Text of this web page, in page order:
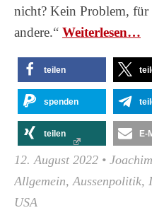
nicht? Kein Problem, für
andere.“ Wei­ter­le­sen…
teilen
spenden
teilen E-
12. August 2022 •
Allgemein,Aussenpolitik,
USA